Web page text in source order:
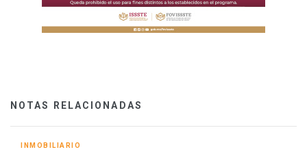
NOTAS RELACIONADAS
INMOBILIARIO